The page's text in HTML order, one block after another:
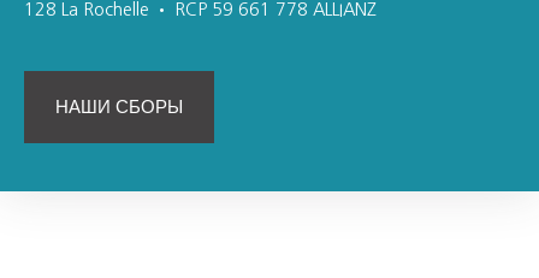
128 La Rochelle • RCP 59 661 778 ALLIANZ
НАШИ СБОРЫ